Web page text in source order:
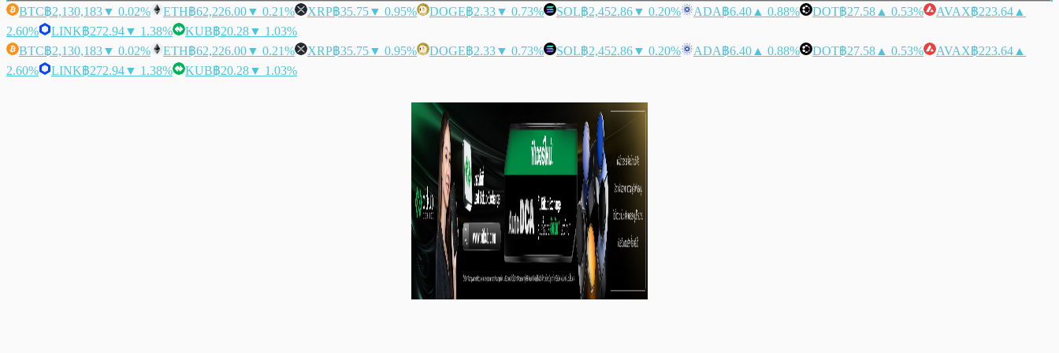
BTC฿2,130,183▼ 0.02% ETH฿62,226.00▼ 0.21% XRP฿35.75▼ 0.95% DOGE฿2.33▼ 0.73% SOL฿2,452.86▼ 0.20% ADA฿6.40 ▲ 0.88% DOT฿27.58 ▲ 0.53% AVAX฿223.64 ▲
2.60%
LINK฿272.94▼ 1.38% KUB฿20.28▼ 1.03%
BTC฿2,130,183▼ 0.02% ETH฿62,226.00▼ 0.21% XRP฿35.75▼ 0.95% DOGE฿2.33▼ 0.73% SOL฿2,452.86▼ 0.20% ADA฿6.40 ▲ 0.88% DOT฿27.58 ▲ 0.53% AVAX฿223.64 ▲
2.60%
LINK฿272.94▼ 1.38% KUB฿20.28▼ 1.03%